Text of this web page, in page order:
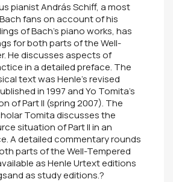
pianist András Schiff, a most
fans on account of his
of Bach's piano works, has
for both parts of the Well-
He discusses aspects of
in a detailed preface. The
text was Henle's revised
in 1997 and Yo Tomita's
of Part II (spring 2007). The
Tomita discusses the
situation of Part II in an
A detailed commentary rounds
parts of the Well-Tempered
as Henle Urtext editions
as study editions.?